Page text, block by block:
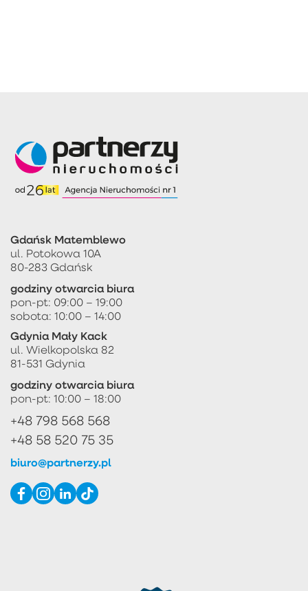
Gdańsk Matemblewo
ul. Potokowa 10A
80-283 Gdańsk
godziny otwarcia biura
pon-pt: 09:00 – 19:00
sobota: 10:00 – 14:00
Gdynia Mały Kack
ul. Wielkopolska 82
81-531 Gdynia
godziny otwarcia biura
pon-pt: 10:00 – 18:00
+48 798 568 568
+48 58 520 75 35
biuro@partnerzy.pl